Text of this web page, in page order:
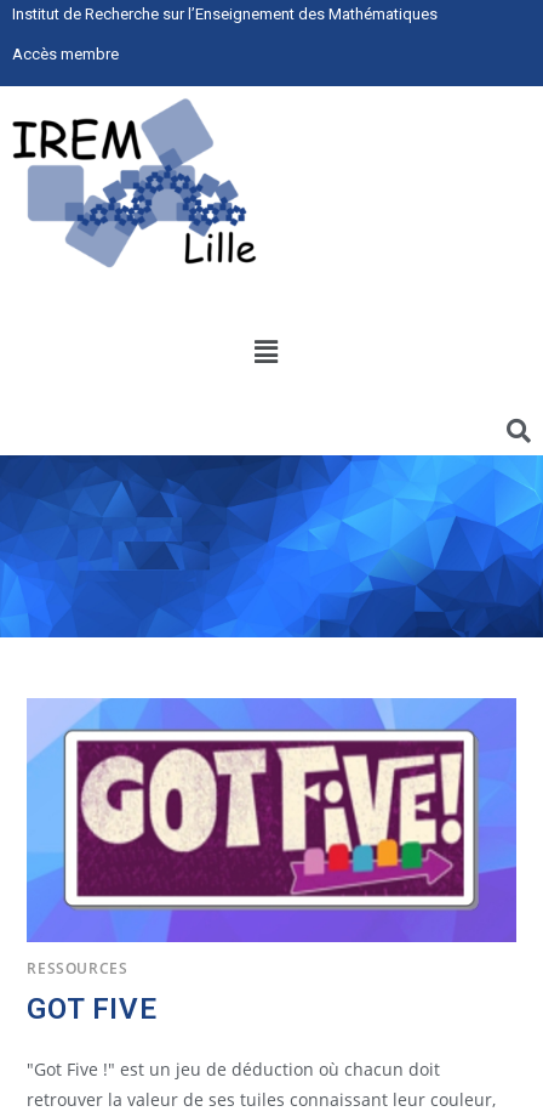
Institut de Recherche sur l’Enseignement des Mathématiques
Accès membre
RESSOURCES
GOT FIVE
"Got Five !" est un jeu de déduction où chacun doit
retrouver la valeur de ses tuiles connaissant leur couleur,